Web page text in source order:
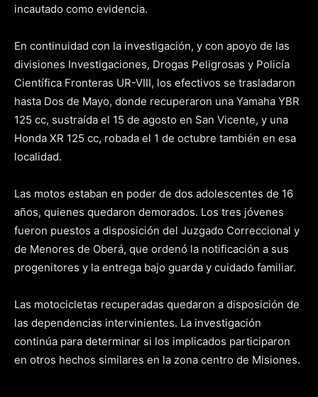
incautado como evidencia.
En continuidad con la investigación, y con apoyo de las
divisiones Investigaciones, Drogas Peligrosas y Policía
Científica Fronteras UR-VIII, los efectivos se trasladaron
hasta Dos de Mayo, donde recuperaron una Yamaha YBR
125 cc, sustraída el 15 de agosto en San Vicente, y una
Honda XR 125 cc, robada el 1 de octubre también en esa
localidad.
Las motos estaban en poder de dos adolescentes de 16
años, quienes quedaron demorados. Los tres jóvenes
fueron puestos a disposición del Juzgado Correccional y
de Menores de Oberá, que ordenó la notificación a sus
progenitores y la entrega bajo guarda y cuidado familiar.
Las motocicletas recuperadas quedaron a disposición de
las dependencias intervinientes. La investigación
continúa para determinar si los implicados participaron
en otros hechos similares en la zona centro de Misiones.